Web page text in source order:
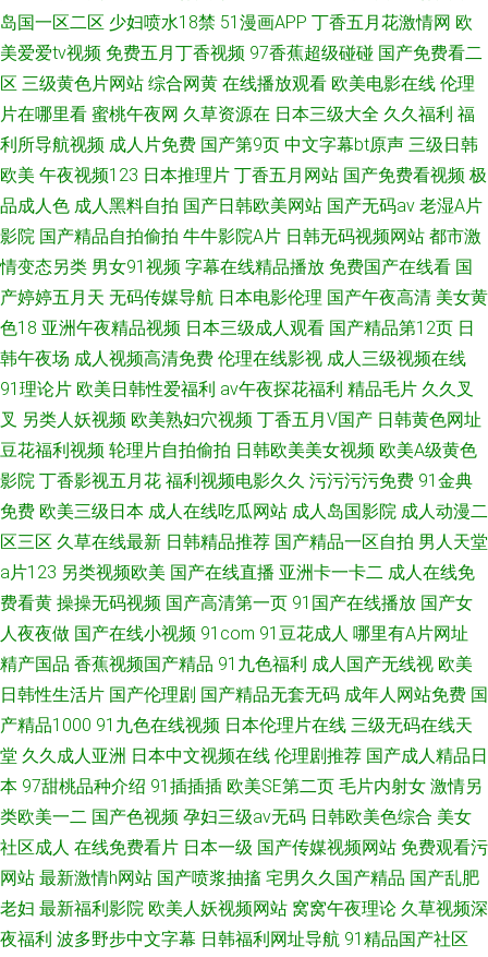
岛国一区二区 少妇喷水18禁 51漫画APP 丁香五月花激情网 欧
美爱爱tv视频 免费五月丁香视频 97香蕉超级碰碰 国产免费看二
区 三级黄色片网站 综合网黄 在线播放观看 欧美电影在线 伦理
片在哪里看 蜜桃午夜网 久草资源在 日本三级大全 久久福利 福
利所导航视频 成人片免费 国产第9页 中文字幕bt原声 三级日韩
欧美 午夜视频123 日本推理片 丁香五月网站 国产免费看视频 极
品成人色 成人黑料自拍 国产日韩欧美网站 国产无码av 老湿A片
影院 国产精品自拍偷拍 牛牛影院A片 日韩无码视频网站 都市激
情变态另类 男女91视频 字幕在线精品播放 免费国产在线看 国
产婷婷五月天 无码传媒导航 日本电影伦理 国产午夜高清 美女黄
色18 亚洲午夜精品视频 日本三级成人观看 国产精品第12页 日
韩午夜场 成人视频高清免费 伦理在线影视 成人三级视频在线
91理论片 欧美日韩性爱福利 av午夜探花福利 精品毛片 久久叉
叉 另类人妖视频 欧美熟妇穴视频 丁香五月V国产 日韩黄色网址
豆花福利视频 轮理片自拍偷拍 日韩欧美美女视频 欧美A级黄色
影院 丁香影视五月花 福利视频电影久久 污污污污免费 91金典
免费 欧美三级日本 成人在线吃瓜网站 成人岛国影院 成人动漫二
区三区 久草在线最新 日韩精品推荐 国产精品一区自拍 男人天堂
a片123 另类视频欧美 国产在线直播 亚洲卡一卡二 成人在线免
费看黄 操操无码视频 国产高清第一页 91国产在线播放 国产女
人夜夜做 国产在线小视频 91com 91豆花成人 哪里有A片网址
精产国品 香蕉视频国产精品 91九色福利 成人国产无线视 欧美
日韩性生活片 国产伦理剧 国产精品无套无码 成年人网站免费 国
产精品1000 91九色在线视频 日本伦理片在线 三级无码在线天
堂 久久成人亚洲 日本中文视频在线 伦理剧推荐 国产成人精品日
本 97甜桃品种介绍 91插插插 欧美SE第二页 毛片内射女 激情另
类欧美一二 国产色视频 孕妇三级av无码 日韩欧美色综合 美女
社区成人 在线免费看片 日本一级 国产传媒视频网站 免费观看污
网站 最新激情h网站 国产喷浆抽搐 宅男久久国产精品 国产乱肥
老妇 最新福利影院 欧美人妖视频网站 窝窝午夜理论 久草视频深
夜福利 波多野步中文字幕 日韩福利网址导航 91精品国产社区